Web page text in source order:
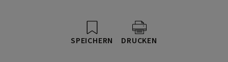
SPEICHERN DRUCKEN